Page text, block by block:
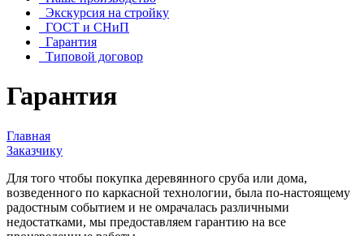
Экскурсия на стройку
ГОСТ и СНиП
Гарантия
Типовой договор
Гарантия
Главная
Заказчику
Для того чтобы покупка деревянного сруба или дома,
возведенного по каркасной технологии, была по-настоящему
радостным событием и не омрачалась различными
недостатками, мы предоставляем гарантию на все